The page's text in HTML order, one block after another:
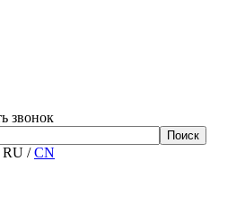
звонок
RU /CN